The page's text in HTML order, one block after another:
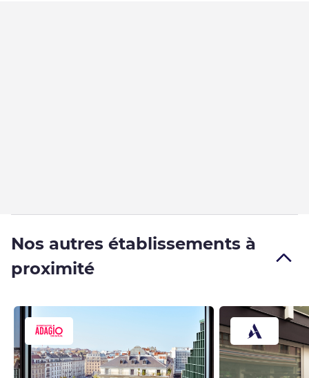
Nos autres établissements à
proximité